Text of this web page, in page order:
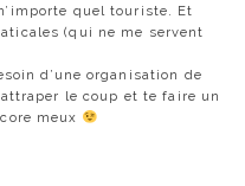
quel touriste. Et
(qui ne me servent
d’une organisation de
le coup et te faire un
meux